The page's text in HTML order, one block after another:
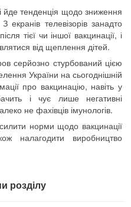
йде тенденція щодо зниження
екранів телевізорів занадто
тієї чи іншої вакцинації, і
від щеплення дітей.
серйозно стурбований цією
України на сьогоднішній
про вакцинацію, навіть у
і чує лише негативні
не фахівців імунологів.
норми щодо вакцинації
налагодити виробництво
розділу